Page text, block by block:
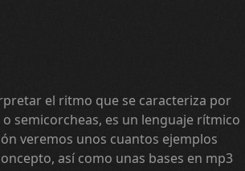
el ritmo que se caracteriza por
semicorcheas, es un lenguaje rítmico
veremos unos cuantos ejemplos
así como unas bases en mp3